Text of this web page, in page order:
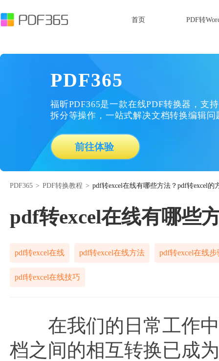
首页 PDF转
PDF365
福昕PDF365是一款在线PDF转换器，支
拆分等操作，一站式解决文档转换编辑问
前往体验
PDF365 > PDF转换教程 > pdf转excel在线有哪些方法？pdf转excel的
pdf转excel在线有哪些
pdf转excel在线 pdf转excel在线方法 pdf转excel在线步
pdf转excel在线技巧
在我们的日常工作中
档之间的相互转换已成